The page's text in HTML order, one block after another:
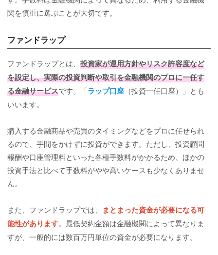
関を慎重に選ぶことが大切です。
ファンドラップ
ファンドラップとは、 投資家が運用方針やリスク許容度など
を設定し、実際の投資判断や取引を金融機関のプロに一任す
る金融サービスです。「ラップ口座 （投資一任口座）」とも
いいます。
購入する金融商品や売買のタイミングなどをプロに任せられ
るので、手間をかけずに投資ができます。ただし、投資顧問
報酬や口座管理料といった各種手数料がかかるため、ほかの
投資手法と比べて手数料がやや高いケースも少なくありませ
ん。
また、ファンドラップでは、
まとまった資金が必要になる可
能性があります。最低契約金額は金融機関によって異なりま
すが、一般的には数百万円単位の資金が必要になります。